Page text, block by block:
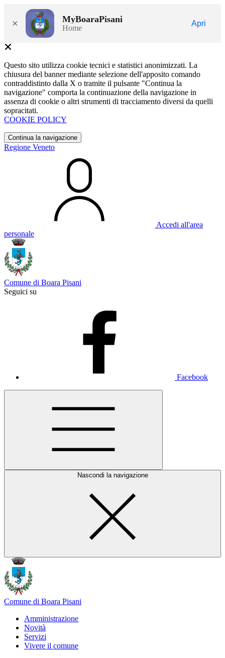
× MyBoaraPisani
Home
Apri
Questo sito utilizza cookie tecnici e statistici anonimizzati. La
chiusura del banner mediante selezione dell'apposito comando
contraddistinto dalla X o tramite il pulsante "Continua la
navigazione" comporta la continuazione della navigazione in
assenza di cookie o altri strumenti di tracciamento diversi da quelli
sopracitati.
COOKIE POLICY
Continua la navigazione
Regione Veneto
Accedi all'area
personale
Comune di Boara Pisani
Seguici su
Facebook
Nascondi la navigazione
Comune di Boara Pisani
Amministrazione
Novità
Servizi
Vivere il comune